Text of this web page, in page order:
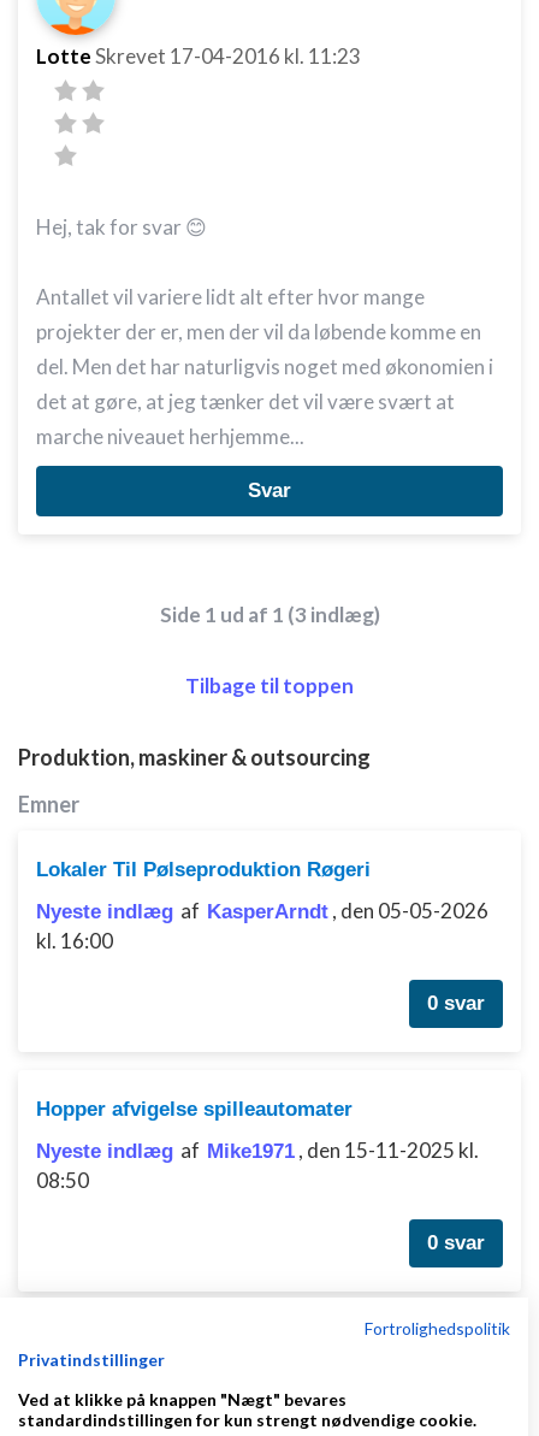
LotteSkrevet 17-04-2016 kl. 11:23
Hej, tak for svar 😊
Antallet vil variere lidt alt efter hvor mange
projekter der er, men der vil da løbende komme en
del. Men det har naturligvis noget med økonomien i
det at gøre, at jeg tænker det vil være svært at
marche niveauet herhjemme...
Svar
Side 1 ud af 1 (3 indlæg)
Tilbage til toppen
Produktion, maskiner & outsourcing
Emner
Lokaler Til Pølseproduktion Røgeri
Nyeste indlæg af KasperArndt , den 05-05-2026
kl. 16:00
0 svar
Hopper afvigelse spilleautomater
Nyeste indlæg af Mike1971 , den 15-11-2025 kl.
08:50
0 svar
Kontakt til keramik- og træ producenter
Nyeste indlæg
Hjelm&Hansen
2015 kl. 14:03
Fortrolighedspolitik
Privatindstillinger
Ved at klikke på knappen "Nægt" bevares
standardindstillingen for kun strengt nødvendige cookie.